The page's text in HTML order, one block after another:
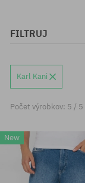
FILTRUJ
Karl Kani
Počet výrobkov: 5 / 5
New